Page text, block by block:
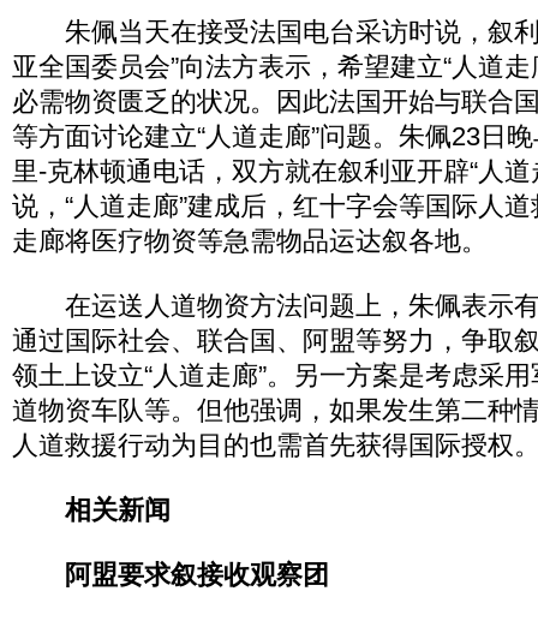
朱佩当天在接受法国电台采访时说，叙利
亚全国委员会”向法方表示，希望建立“人道
必需物资匮乏的状况。因此法国开始与联合
等方面讨论建立“人道走廊”问题。朱佩23日
里-克林顿通电话，双方就在叙利亚开辟“人
说，“人道走廊”建成后，红十字会等国际人
走廊将医疗物资等急需物品运达叙各地。
在运送人道物资方法问题上，朱佩表示
通过国际社会、联合国、阿盟等努力，争取
领土上设立“人道走廊”。另一方案是考虑采
道物资车队等。但他强调，如果发生第二种
人道救援行动为目的也需首先获得国际授权
相关新闻
阿盟要求叙接收观察团